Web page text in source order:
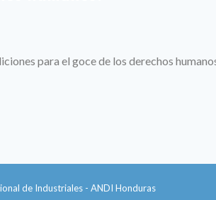
para el goce de los derechos
de Industriales - ANDI Honduras